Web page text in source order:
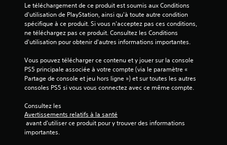
a
v
i
s
)
Le téléchargement de ce produit est soumis aux Conditions
d'utilisation de PlayStation, ainsi qu'à toute autre condition
spécifique à ce produit. Si vous n'acceptez pas ces conditions,
ne téléchargez pas ce produit. Consultez les Conditions
d'utilisation pour obtenir d'autres informations importantes.
Vous pouvez télécharger ce contenu et y jouer sur la console
PS5 principale associée à votre compte (via le paramètre «
Partage de console et jeu hors ligne ») et sur toutes les autres
consoles PS5 si vous vous connectez avec ce même compte.
Consultez les
Avertissements relatifs à la santé
importantes.